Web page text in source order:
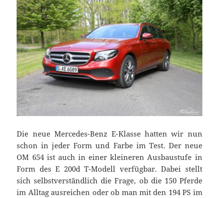
Die neue Mercedes-Benz E-Klasse hatten wir nun
schon in jeder Form und Farbe im Test. Der neue
OM 654 ist auch in einer kleineren Ausbaustufe in
Form des E 200d T-Modell verfügbar. Dabei stellt
sich selbstverständlich die Frage, ob die 150 Pferde
im Alltag ausreichen oder ob man mit den 194 PS im